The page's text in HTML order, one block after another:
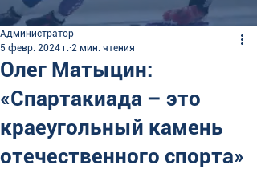
Олег Матыцин:
«Спартакиада – это
краеугольный камень
отечественного спорта»
Администратор
5 февр. 2024 г. 2 мин. чтения